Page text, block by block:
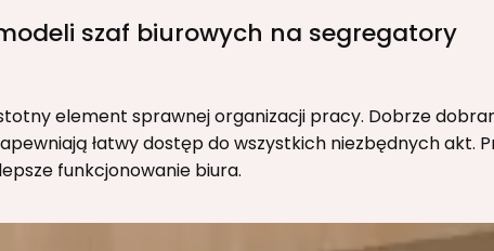
szaf biurowych na segregatory
element sprawnej organizacji pracy. Dobrze
łatwy dostęp do wszystkich niezbędnych akt.
funkcjonowanie biura.